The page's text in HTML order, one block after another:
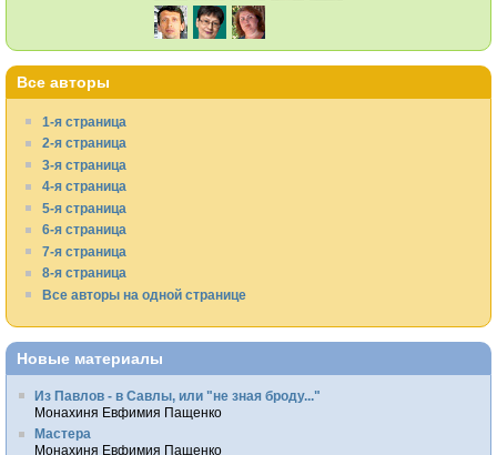
Все авторы
1-я страница
2-я страница
3-я страница
4-я страница
5-я страница
6-я страница
7-я страница
8-я страница
Все авторы на одной странице
Новые материалы
Из Павлов - в Савлы, или "не зная броду..."
Монахиня Евфимия Пащенко
Мастера
Монахиня Евфимия Пащенко